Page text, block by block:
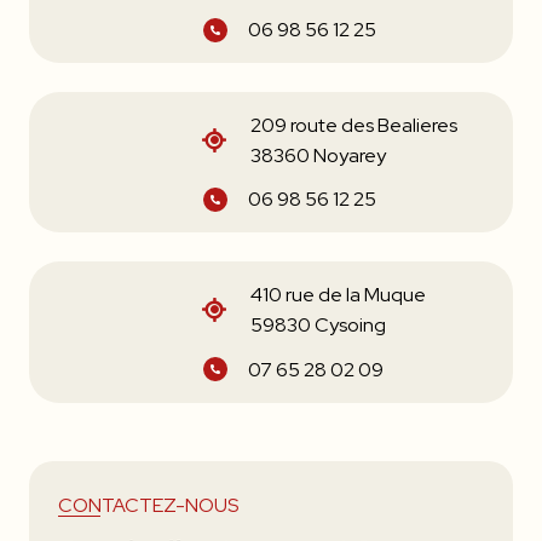
06 98 56 12 25
209 route des Bealieres
38360 Noyarey
06 98 56 12 25
410 rue de la Muque
59830 Cysoing
07 65 28 02 09
CONTACTEZ-NOUS